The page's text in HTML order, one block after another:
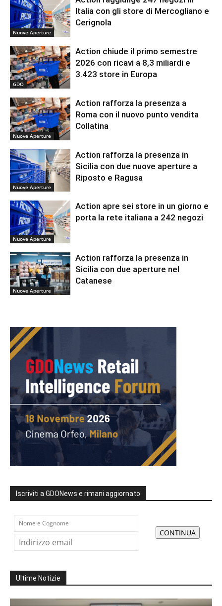
Nuove Aperture
Italia con gli store di Mercogliano e
Cerignola
GDO
Action chiude il primo semestre
2026 con ricavi a 8,3 miliardi e
3.423 store in Europa
Nuove Aperture
Action rafforza la presenza a
Roma con il nuovo punto vendita
Collatina
Nuove Aperture
Action rafforza la presenza in
Sicilia con due nuove aperture a
Riposto e Ragusa
Nuove Aperture
Action apre sei store in un giorno e
porta la rete italiana a 242 negozi
Nuove Aperture
Action rafforza la presenza in
Sicilia con due aperture nel
Catanese
Iscriviti a GDONews e rimani aggiornato
Ultime Notizie